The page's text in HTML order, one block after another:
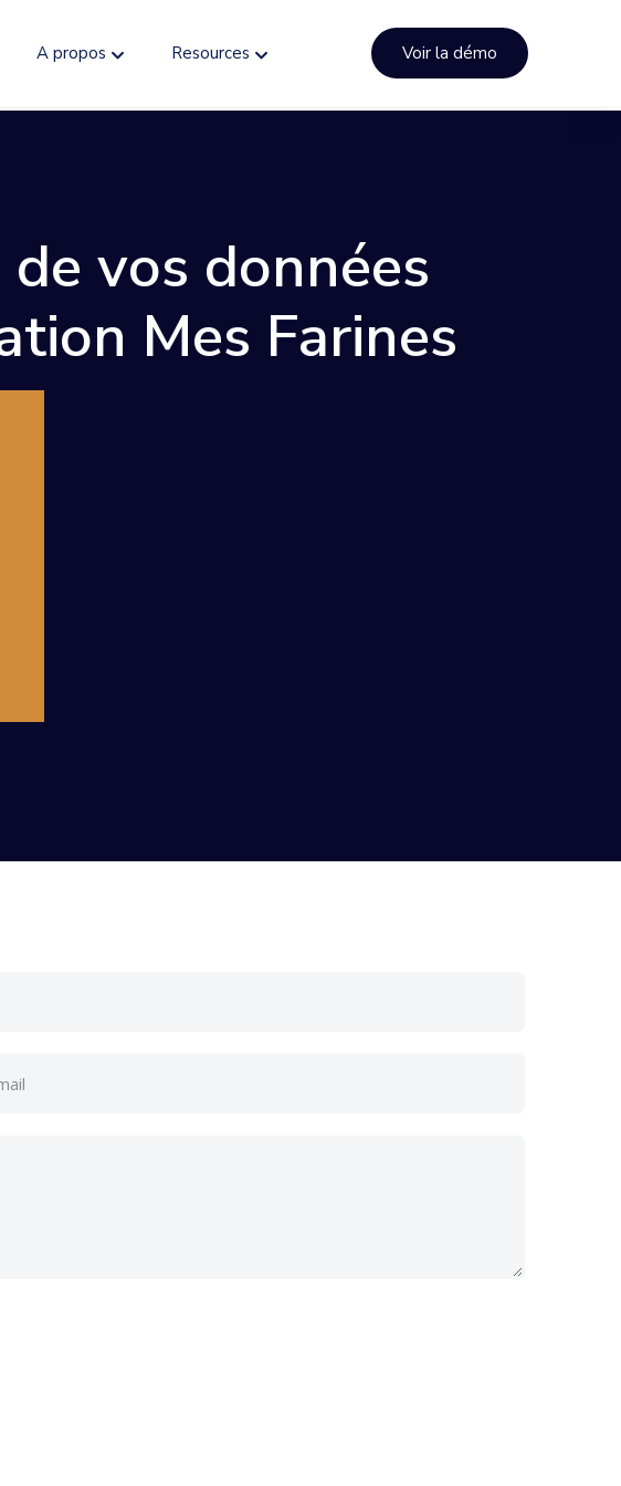
A propos Resources Voir la démo
vos données
Mes Farines